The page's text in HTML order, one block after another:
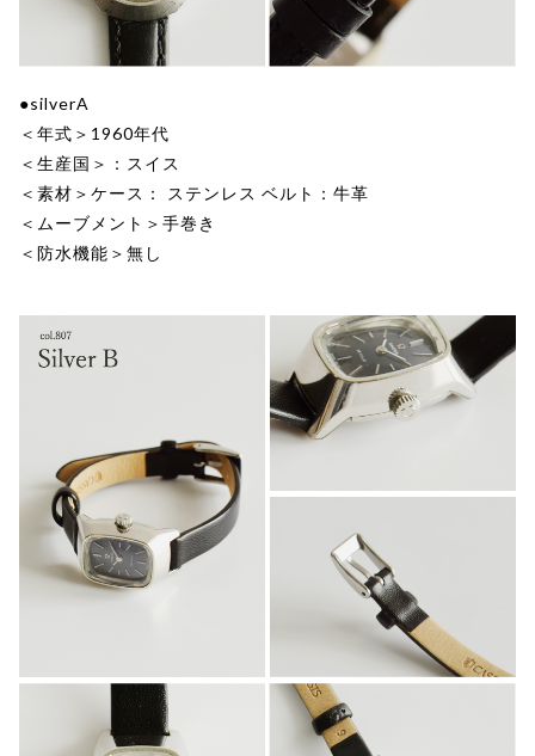
●silverA
＜年式＞1960年代
＜生産国＞：スイス
＜素材＞ケース： ステンレス ベルト：牛革
＜ムーブメント＞手巻き
＜防水機能＞無し